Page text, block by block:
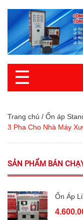
☰
Trang chủ / Ổn áp
3 Pha Cho Nhà Máy
SẢN PHẨM BÁN
Ổn Áp